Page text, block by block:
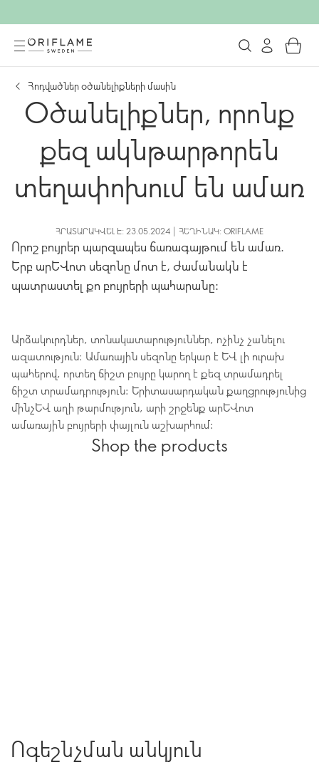
Հոդվածներ օծանելիքների մասին
Օծանելիքներ, որոնք
քեզ ակնթարթորեն
տեղափոխում են ամառ
ՀՐԱՏԱՐԱԿՎԵԼ Է: 23.05.2024 | ՀԵՂԻՆԱԿ: ORIFLAME
Որոշ բույրեր պարզապես ճառագայթում են ամառ.
Երբ արևոտ սեզոնը մոտ է, ժամանակն է
պատրաստել քո բույրերի պահարանը:
Արձակուրդներ, տոնակատարություններ, ոչինչ չանելու
ազատություն։ Ամառային սեզոնը երկար է և լի ուրախ
պահերով, որտեղ ճիշտ բույրը կարող է քեզ տրամադրել
ճիշտ տրամադրություն: Երիտասարդական քաղցրությունից
մինչև աղի թարմություն, արի շրջենք արևոտ
ամառային բույրերի փայլուն աշխարհում:
Shop the products
Ոգեշնչման անկյուն